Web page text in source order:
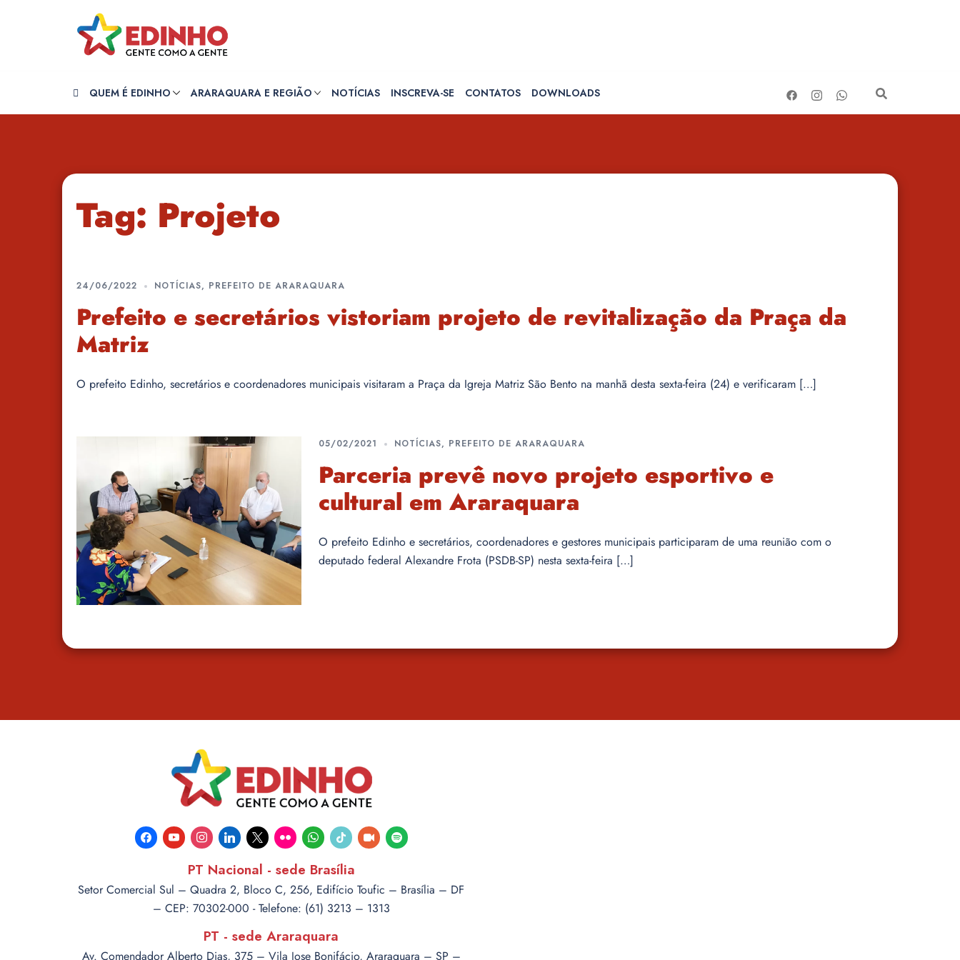
QUEM É EDINHO ARARAQUARA E REGIÃO NOTÍCIAS INSCREVA-SE CONTATOS DOWNLOADS
Tag: Projeto
24/06/2022 NOTÍCIAS, PREFEITO DE ARARAQUARA
Prefeito e secretários vistoriam projeto de revitalização da Praça da
Matriz
O prefeito Edinho, secretários e coordenadores municipais visitaram a Praça da Igreja Matriz São Bento na manhã desta sexta-feira (24) e verificaram […]
05/02/2021 NOTÍCIAS, PREFEITO DE ARARAQUARA
Parceria prevê novo projeto esportivo e
cultural em Araraquara
O prefeito Edinho e secretários, coordenadores e gestores municipais participaram de uma reunião com o
deputado federal Alexandre Frota (PSDB-SP) nesta sexta-feira […]
facebookyoutubeinstagramlinkedin
x flickr whatsapp
tiktok video-
camera
spotify
PT Nacional - sede Brasília
Setor Comercial Sul – Quadra 2, Bloco C, 256, Edifício Toufic – Brasília – DF
– CEP: 70302-000 - Telefone: (61) 3213 – 1313
PT - sede Araraquara
Av. Comendador Alberto Dias, 375 – Vila Jose Bonifácio, Araraquara – SP –